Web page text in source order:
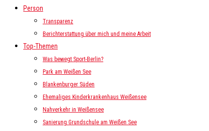
Person
Transparenz
Berichterstattung über mich und meine Arbeit
Top-Themen
Was bewegt Sport-Berlin?
Park am Weißen See
Blankenburger Süden
Ehemaliges Kinderkrankenhaus Weißensee
Nahverkehr in Weißensee
Sanierung Grundschule am Weißen See